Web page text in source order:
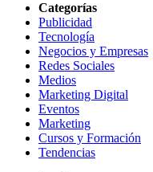
Categorías
Publicidad
Tecnología
Negocios y Empresas
Redes Sociales
Medios
Marketing Digital
Eventos
Marketing
Cursos y Formación
Tendencias